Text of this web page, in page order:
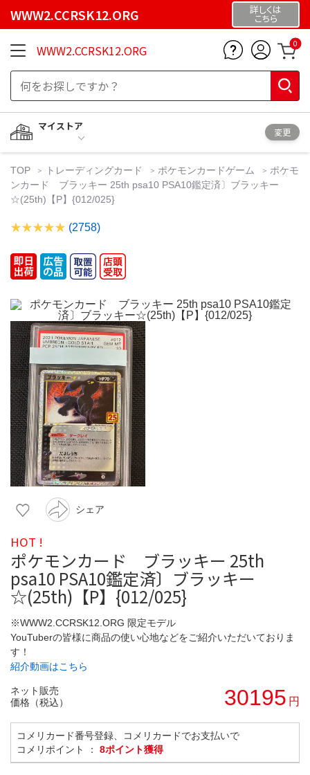
WWW2.CCRSK12.ORG 詳しくは
こちら
WWW2.CCRSK12.ORG 0
マイストア
変更
TOP トレーディングカード ポケモンカードゲーム
ポケモ
ンカード ブラッキー 25th psa10 PSA10鑑定済〕ブラッキー
☆(25th)【P】{012/025}
(2758)
シェア
HOT !
ポケモンカード ブラッキー 25th
psa10 PSA10鑑定済〕ブラッキー
☆(25th)【P】{012/025}
※WWW2.CCRSK12.ORG 限定モデル
YouTuberの皆様に商品の使い心地などをご紹介いただいておりま
す！
紹介動画はこちら
ネット販売
価格（税込）
30195 円
コメリカード番号登録、コメリカードでお支払いで
コメリポイント ： 8ポイント獲得